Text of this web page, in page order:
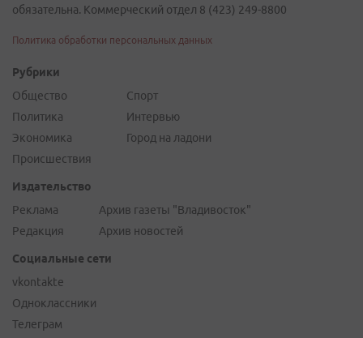
обязательна. Коммерческий отдел 8 (423) 249-8800
Политика обработки персональных данных
Рубрики
Общество
Политика
Экономика
Происшествия
Спорт
Интервью
Город на ладони
Издательство
Реклама
Редакция
Архив газеты "Владивосток"
Архив новостей
Социальные сети
vkontakte
Одноклассники
Телеграм